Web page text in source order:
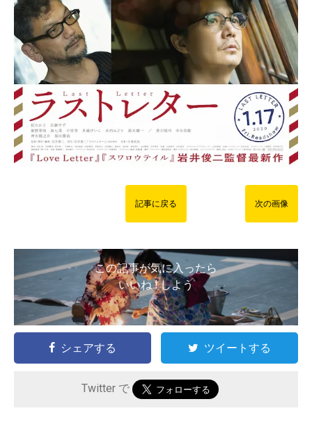
記事に戻る 次の画像
この記事が気に入ったら
いいね ! しよう
シェアする ツイートする
Twitter で